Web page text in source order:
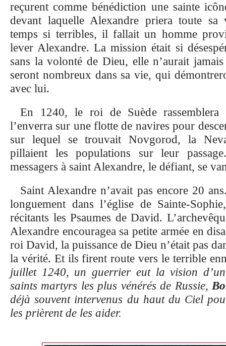
reçurent comme bénédiction une sainte
devant laquelle Alexandre priera toute sa
temps si terribles, il fallait un homme
lever Alexandre. La mission était si
sans la volonté de Dieu, elle n’aurait
seront nombreux dans sa vie, qui
avec lui.
En 1240, le roi de Suède rassemblera
l’enverra sur une flotte de navires pour
sur lequel se trouvait Novgorod, la
pillaient les populations sur leur
messagers à saint Alexandre, le défiant, se
Saint Alexandre n’avait pas encore 20
longuement dans l’église de Sainte-
récitants les Psaumes de David.
Alexandre encouragea sa petite armée en
roi David, la puissance de Dieu n’était pas
la vérité. Et ils firent route vers le terrible
juillet 1240, un guerrier eut la vision
saints martyrs les plus vénérés de Russie,
déjà souvent intervenus du haut du Ciel
les prièrent de les aider.